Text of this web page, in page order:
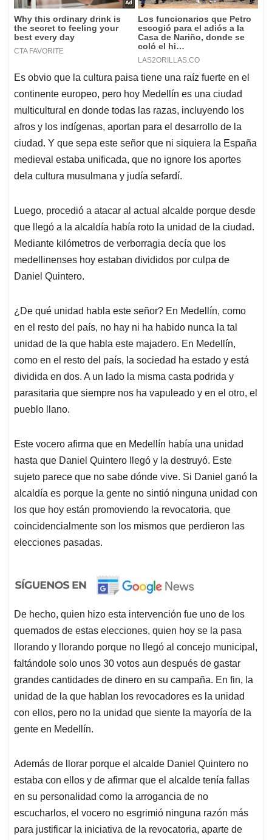
Es obvio que la cultura paisa tiene una raíz fuerte en el
continente europeo, pero hoy Medellín es una ciudad
multicultural en donde todas las razas, incluyendo los
afros y los indígenas, aportan para el desarrollo de la
ciudad. Y que sepa este señor que ni siquiera la España
medieval estaba unificada, que no ignore los aportes
dela cultura musulmana y judía sefardí.
Luego, procedió a atacar al actual alcalde porque desde
que llegó a la alcaldía había roto la unidad de la ciudad.
Mediante kilómetros de verborragia decía que los
medellinenses hoy estaban divididos por culpa de
Daniel Quintero.
¿De qué unidad habla este señor? En Medellín, como
en el resto del país, no hay ni ha habido nunca la tal
unidad de la que habla este majadero. En Medellín,
como en el resto del país, la sociedad ha estado y está
dividida en dos. A un lado la misma casta podrida y
parasitaria que siempre nos ha vapuleado y en el otro, el
pueblo llano.
Este vocero afirma que en Medellín había una unidad
hasta que Daniel Quintero llegó y la destruyó. Este
sujeto parece que no sabe dónde vive. Si Daniel ganó la
alcaldía es porque la gente no sintió ninguna unidad con
los que hoy están promoviendo la revocatoria, que
coincidencialmente son los mismos que perdieron las
elecciones pasadas.
De hecho, quien hizo esta intervención fue uno de los
quemados de estas elecciones, quien hoy se la pasa
llorando y llorando porque no llegó al concejo municipal,
faltándole solo unos 30 votos aun después de gastar
grandes cantidades de dinero en su campaña. En fin, la
unidad de la que hablan los revocadores es la unidad
con ellos, pero no la unidad que siente la mayoría de la
gente en Medellín.
Además de llorar porque el alcalde Daniel Quintero no
estaba con ellos y de afirmar que el alcalde tenía fallas
en su personalidad como la arrogancia de no
escucharlos, el vocero no esgrimió ninguna razón más
para justificar la iniciativa de la revocatoria, aparte de